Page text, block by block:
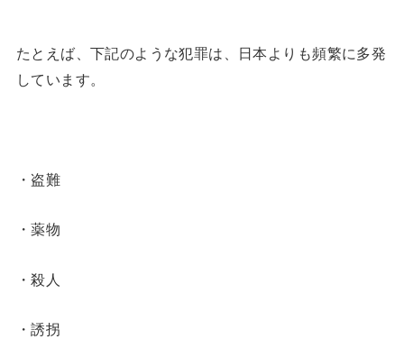
たとえば、下記のような犯罪は、日本よりも頻繁に多発
しています。
・盗難
・薬物
・殺人
・誘拐